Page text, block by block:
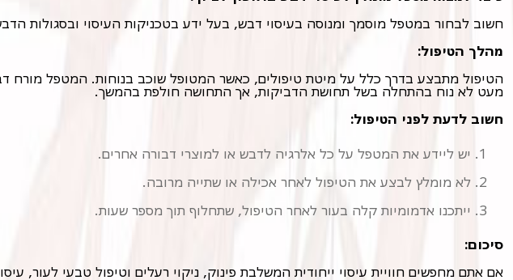
חשוב לבחור במטפל מוסמך ומנוסה בעיסוי דבש, בעל ידע בטכניקות העיסוי ובסגולות
מהלך הטיפול:
מעט לא נוח בהתחלה בשל תחושת הדביקות, אך התחושה חולפת בהמשך.
חשוב לדעת לפני הטיפול:
יש ליידע את המטפל על כל אלרגיה לדבש או למוצרי דבורה אחרים.
לא מומלץ לבצע את הטיפול לאחר אכילה או שתייה מרובה.
ייתכנו אדמומיות קלה בעור לאחר הטיפול, שתחלוף תוך מספר שעות.
סיכום:
אם אתם מחפשים חוויית עיסוי ייחודית המשלבת פינוק, ניקוי רעלים וטיפול טבעי לעור,